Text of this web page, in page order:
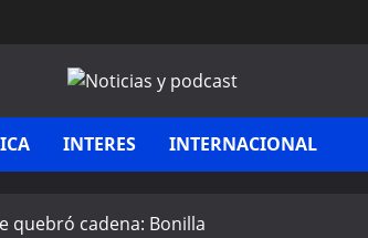
INTERES INTERNACIONAL
quebró cadena: Bonilla